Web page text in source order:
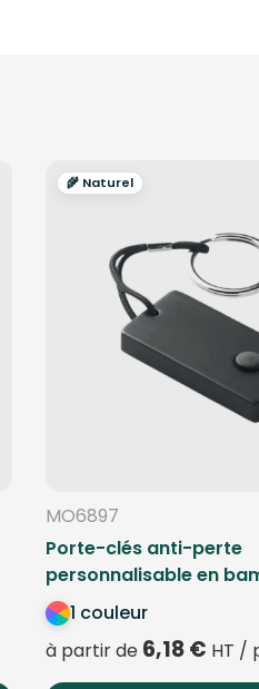
🌾 Naturel
MO6897
Porte-clés anti-perte
personnalisable en
1 couleur
à partir de 6,18€ HT /